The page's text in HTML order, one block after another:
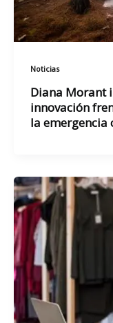
Noticias
Diana Morant
innovación
la emergencia